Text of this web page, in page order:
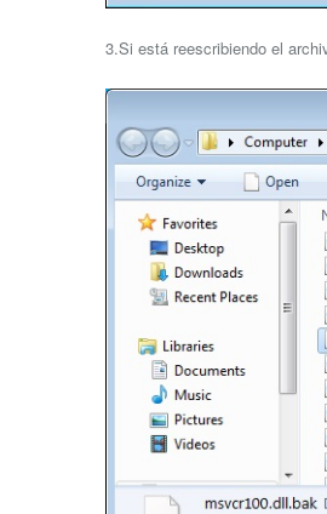
3.Si está reescribiendo el